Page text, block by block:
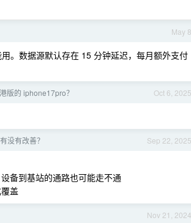
May 8
。数据源默认存在 15 分钟延迟，每月额外支付
Oct 6, 2025
版的 iphone17pro？
Sep 22, 2025
没有改善？
备到基站的通路也可能走不通
盖
Nov 21, 2024